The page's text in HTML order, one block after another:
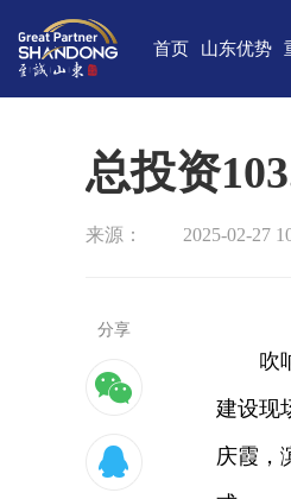
首页 山东优势
独特的区位优
雄厚的经济基础
完备的产业体
蓬勃的海洋经
丰富的人力资
强大的科技实
深厚的文化底
新一代信息
现代海洋
高端化工
总投资
来源： 2025-02-27
吹
建设现
庆霞，
分享